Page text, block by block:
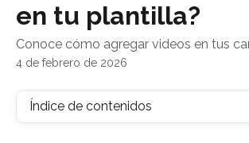
en tu plantilla?
Conoce cómo agregar videos en tus
4 de febrero de 2026
Índice de contenidos